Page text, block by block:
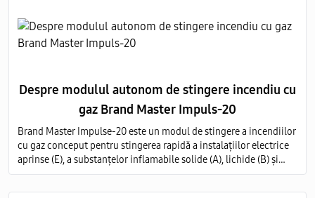
Despre modulul autonom de stingere incendiu cu
gaz Brand Master Impuls-20
Brand Master Impulse-20 este un modul de stingere a incendiilor
cu gaz conceput pentru stingerea rapidă a instalațiilor electrice
aprinse (E), a substanțelor inflamabile solide (A), lichide (B) și
gazoase (C) pe întregul volum al obiectului protejat.